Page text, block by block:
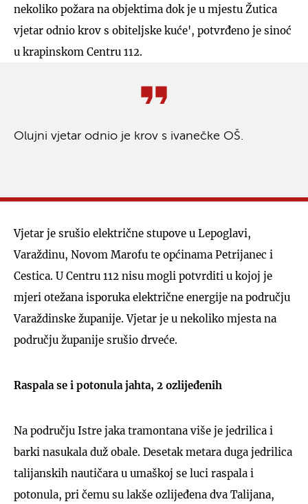
nekoliko požara na objektima dok je u mjestu Žutica
vjetar odnio krov s obiteljske kuće', potvrđeno je sinoć
u krapinskom Centru 112.
Olujni vjetar odnio je krov s ivanečke OŠ.
Vjetar je srušio električne stupove u Lepoglavi,
Varaždinu, Novom Marofu te općinama Petrijanec i
Cestica. U Centru 112 nisu mogli potvrditi u kojoj je
mjeri otežana isporuka električne energije na području
Varaždinske županije. Vjetar je u nekoliko mjesta na
području županije srušio drveće.
Raspala se i potonula jahta, 2 ozlijeđenih
Na području Istre jaka tramontana više je jedrilica i
barki nasukala duž obale. Desetak metara duga jedrilica
talijanskih nautičara u umaškoj se luci raspala i
potonula, pri čemu su lakše ozlijeđena dva Talijana,